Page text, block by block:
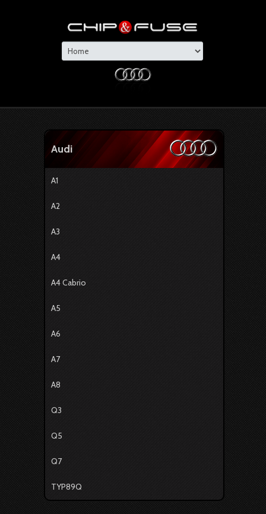
Audi
A1
A2
A3
A4
A4 Cabrio
A5
A6
A7
A8
Q3
Q5
Q7
TYP89Q